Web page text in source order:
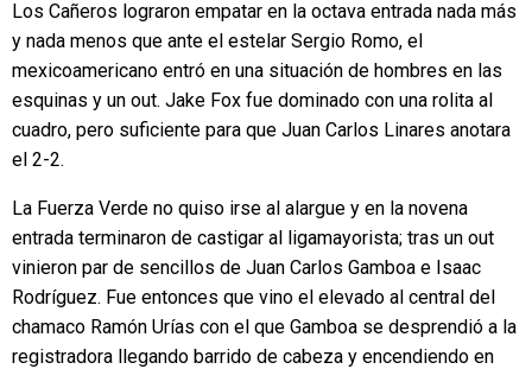
Los Cañeros lograron empatar en la octava entrada nada más
y nada menos que ante el estelar Sergio Romo, el
mexicoamericano entró en una situación de hombres en las
esquinas y un out. Jake Fox fue dominado con una rolita al
cuadro, pero suficiente para que Juan Carlos Linares anotara
el 2-2.
La Fuerza Verde no quiso irse al alargue y en la novena
entrada terminaron de castigar al ligamayorista; tras un out
vinieron par de sencillos de Juan Carlos Gamboa e Isaac
Rodríguez. Fue entonces que vino el elevado al central del
chamaco Ramón Urías con el que Gamboa se desprendió a la
registradora llegando barrido de cabeza y encendiendo en